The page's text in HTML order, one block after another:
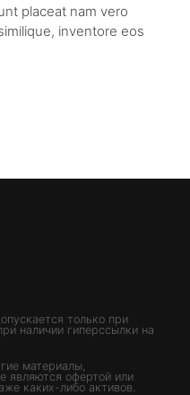
placeat nam vero
inventore eos
только при
наличии гиперссылки на
материалы,
являются офертой или
каких-либо активов.